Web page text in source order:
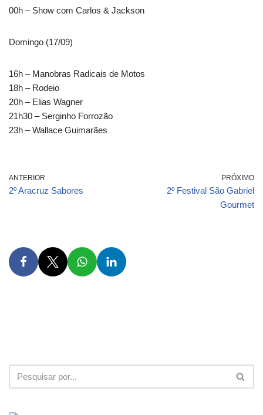
00h – Show com Carlos & Jackson
Domingo (17/09)
16h – Manobras Radicais de Motos
18h – Rodeio
20h – Elias Wagner
21h30 – Serginho Forrozão
23h – Wallace Guimarães
ANTERIOR
2º Aracruz Sabores
PRÓXIMO
2º Festival São Gabriel
Gourmet